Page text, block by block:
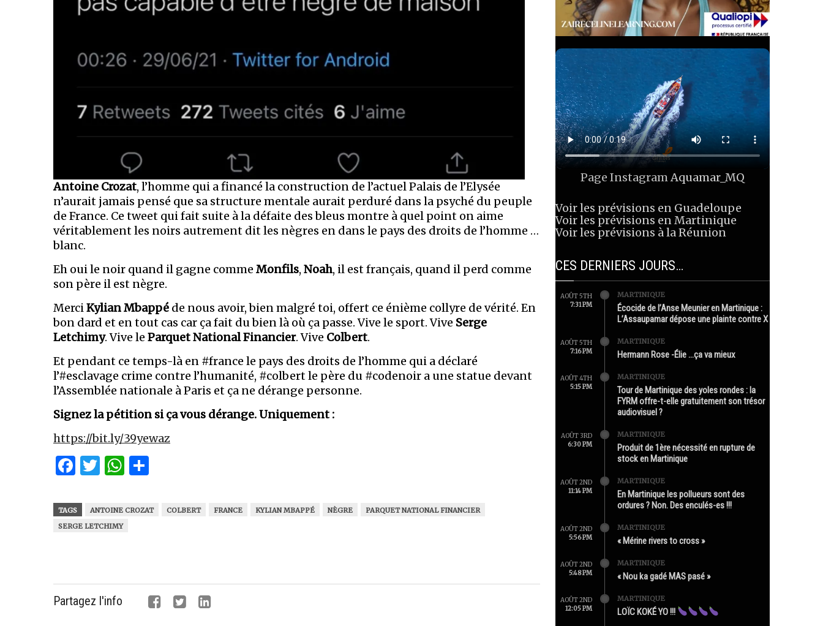
Antoine Crozat, l’homme qui a financé la construction de l’actuel Palais de l’Elysée
n’aurait jamais pensé que sa structure mentale aurait perduré dans la psyché du peuple
de France. Ce tweet qui fait suite à la défaite des bleus montre à quel point on aime
véritablement les noirs autrement dit les nègres en dans le pays des droits de l’homme …
blanc.
Eh oui le noir quand il gagne comme Monfils, Noah, il est français, quand il perd comme
son père il est nègre.
MerciKylian Mbappé de nous avoir, bien malgré toi, offert ce énième collyre de vérité. En
bon dard et en tout cas car ça fait du bien là où ça passe. Vive le sport. Vive Serge
Letchimy. Vive le Parquet National Financier. Vive Colbert.
Et pendant ce temps-là en #france le pays des droits de l’homme qui a déclaré
l’#esclavage crime contre l’humanité, #colbert le père du #codenoir a une statue devant
l’Assemblée nationale à Paris et ça ne dérange personne.
Signez la pétition si ça vous dérange. Uniquement :
https://bit.ly/39yewaz
Facebook
Twitter
WhatsApp
TAGS ANTOINE CROZAT COLBERT FRANCE KYLIAN MBAPPÉ NÈGRE
PARQUET NATIONAL FINANCIER
SERGE LETCHIMY
Partagez l'info
Page InstagramAquamar_MQ
Voir les prévisions en Guadeloupe
Voir les prévisions en Martinique
Voir les prévisions à la Réunion
CES DERNIERS JOURS…
AOÛT 5TH
7:31 PM
MARTINIQUE
Écocide de l’Anse Meunier en Martinique :
L’Assaupamar dépose une plainte contre X
AOÛT 5TH
7:16 PM
MARTINIQUE
Hermann Rose -Élie …ça va mieux
AOÛT 4TH
5:15 PM
MARTINIQUE
Tour de Martinique des yoles rondes : la
FYRM offre-t-elle gratuitement son trésor
audiovisuel ?
AOÛT 3RD
6:30 PM
MARTINIQUE
Produit de 1ère nécessité en rupture de
stock en Martinique
AOÛT 2ND
11:14 PM
MARTINIQUE
En Martinique les pollueurs sont des
ordures ? Non. Des enculés-es !!!
AOÛT 2ND
5:56 PM
MARTINIQUE
« Mérine rivers to cross »
AOÛT 2ND
5:48 PM
MARTINIQUE
« Nou ka gadé MAS pasé »
AOÛT 2ND
12:05 PM
MARTINIQUE
LOÏC KOKÉ YO !!!